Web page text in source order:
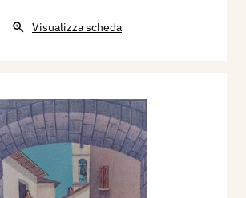
Visualizza scheda